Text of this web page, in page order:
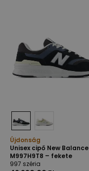
Újdonság
Unisex cipő New Balance
M997H9T8 – fekete
997 széria